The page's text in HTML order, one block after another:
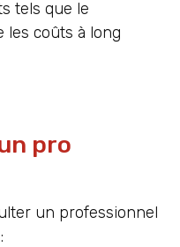
tels que le
les coûts à long
pro
un professionnel